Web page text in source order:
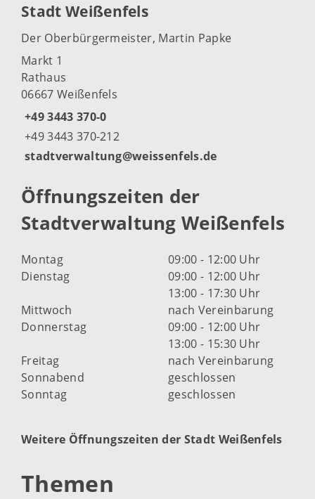
Stadt Weißenfels
Der Oberbürgermeister, Martin Papke
Markt 1
Rathaus
06667 Weißenfels
+49 3443 370-0
+49 3443 370-212
stadtverwaltung@weissenfels.de
Öffnungszeiten der
Stadtverwaltung Weißenfels
Montag
09:00 - 12:00 Uhr
Dienstag
09:00 - 12:00 Uhr
13:00 - 17:30 Uhr
Mittwoch
nach Vereinbarung
Donnerstag
09:00 - 12:00 Uhr
13:00 - 15:30 Uhr
Freitag
nach Vereinbarung
Sonnabend
geschlossen
Sonntag
geschlossen
Weitere Öffnungszeiten der Stadt Weißenfels
Themen